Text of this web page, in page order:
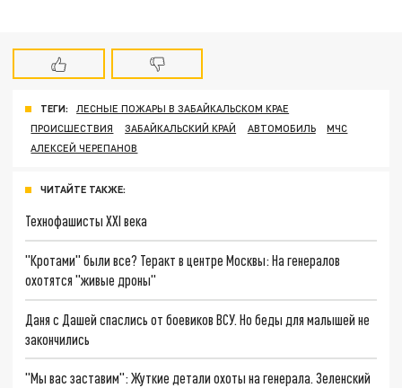
ТЕГИ:
ЛЕСНЫЕ ПОЖАРЫ В ЗАБАЙКАЛЬСКОМ КРАЕ
ПРОИСШЕСТВИЯ
ЗАБАЙКАЛЬСКИЙ КРАЙ АВТОМОБИЛЬ
МЧС
АЛЕКСЕЙ ЧЕРЕПАНОВ
ЧИТАЙТЕ ТАКЖЕ:
Технофашисты XXI века
"Кротами" были все? Теракт в центре Москвы: На генералов
охотятся "живые дроны"
Даня с Дашей спаслись от боевиков ВСУ. Но беды для малышей не
закончились
"Мы вас заставим": Жуткие детали охоты на генерала. Зеленский